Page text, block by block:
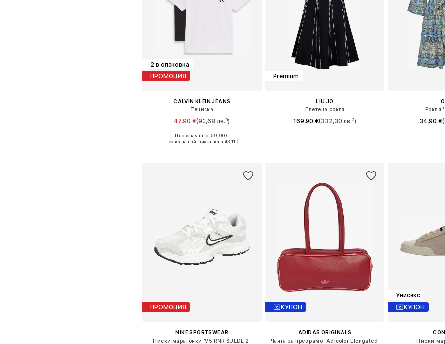
2 в опаковка
ПРОМОЦИЯ
CALVIN KLEIN JEANS
Тениска
47,90 €(93,68 лв.³)
+6
Предлага се в много размери
Първоначално: 59,90 €
Последна най-ниска цена:43,11 €
Premium
LIU JO
Плетена рокля
169,90 €(332,30 лв.³)
Рокля
34,90 €
ПРОМОЦИЯ
NIKE SPORTSWEAR
Ниски маратонки 'V5 RNR SUEDE 2'
КУПОН
ADIDAS ORIGINALS
Чанта за през рамо 'Adicolor Elongated'
Унисекс
КУПОН
Ниски